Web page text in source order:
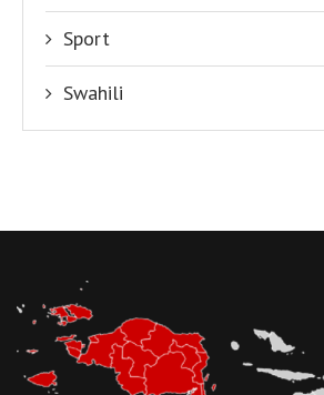
Sport
Swahili